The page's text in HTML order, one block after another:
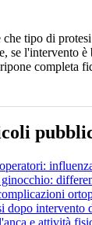
tipo di
l'intervento
completa
dopo intervento